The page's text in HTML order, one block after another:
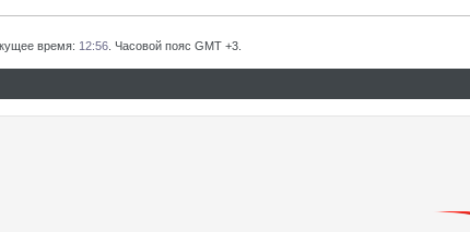
время: 12:56 . Часовой пояс GMT +3.